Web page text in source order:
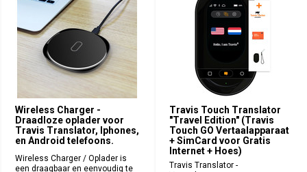
Wireless Charger -
Draadloze oplader voor
Travis Translator, Iphones,
en Android telefoons.
Wireless Charger / Oplader is
een draagbaar en eenvoudig te
Travis Touch Translator
"Travel Edition" (Travis
Touch GO Vertaalapparaat
+ SimCard voor Gratis
Internet + Hoes)
Travis Translator -